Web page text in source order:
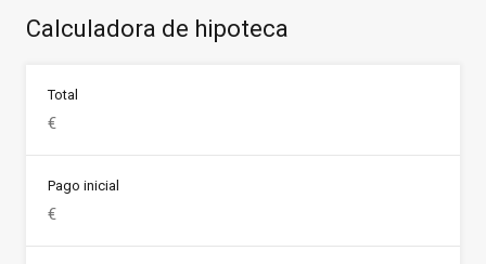
Calculadora de hipoteca
Total
Pago inicial